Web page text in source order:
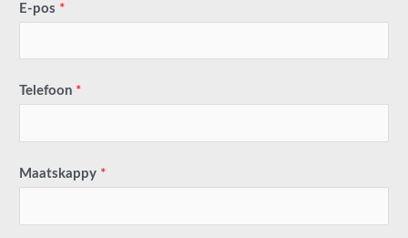
E-pos *
Telefoon *
Maatskappy *